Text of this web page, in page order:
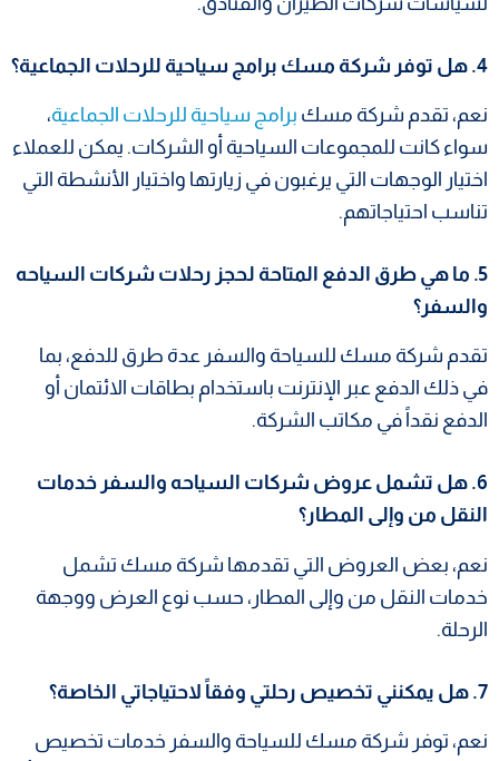
4. هل توفر شركة مسك برامج سياحية للرحلات الجماعية؟
نعم، تقدم شركة مسك برامج سياحية للرحلات الجماعية،
سواء كانت للمجموعات السياحية أو الشركات. يمكن للعملاء
اختيار الوجهات التي يرغبون في زيارتها واختيار الأنشطة التي
تناسب احتياجاتهم.
5. ما هي طرق الدفع المتاحة لحجز رحلات شركات السياحه
والسفر؟
تقدم شركة مسك للسياحة والسفر عدة طرق للدفع، بما
في ذلك الدفع عبر الإنترنت باستخدام بطاقات الائتمان أو
الدفع نقداً في مكاتب الشركة.
6. هل تشمل عروض شركات السياحه والسفر خدمات
النقل من وإلى المطار؟
نعم، بعض العروض التي تقدمها شركة مسك تشمل
خدمات النقل من وإلى المطار، حسب نوع العرض ووجهة
الرحلة.
7. هل يمكنني تخصيص رحلتي وفقاً لاحتياجاتي الخاصة؟
نعم، توفر شركة مسك للسياحة والسفر خدمات تخصيص